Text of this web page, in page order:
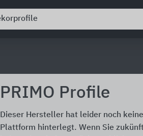
PRIMO Profile
Dieser Hersteller hat leider noch
Plattform hinterlegt. Wenn Sie